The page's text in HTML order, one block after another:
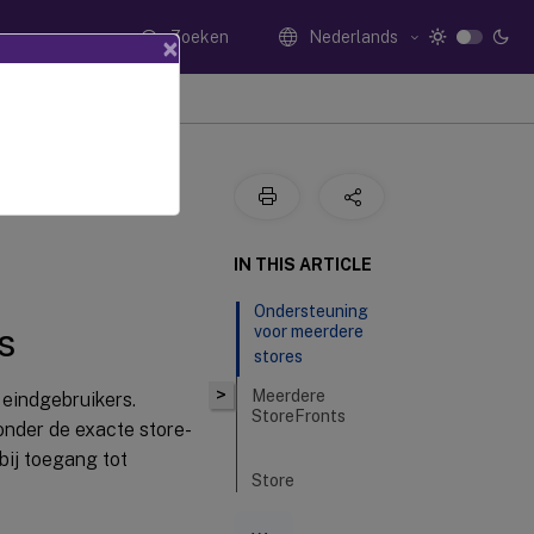
Zoeken Nederlands
de exacte store-
toegang tot
>
IN THIS ARTICLE
Ondersteuning
voor meerdere
stores
Meerdere
StoreFronts
Store
×